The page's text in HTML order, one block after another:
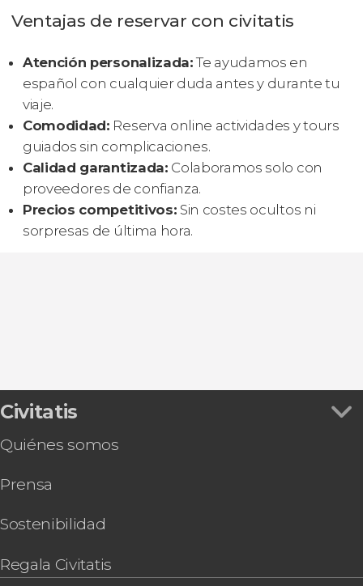
Ventajas de reservar con civitatis
Atención personalizada:Te ayudamos en
español con cualquier duda antes y durante tu
viaje.
Comodidad: Reserva online actividades y tours
guiados sin complicaciones.
Calidad garantizada: Colaboramos solo con
proveedores de confianza.
Precios competitivos: Sin costes ocultos ni
sorpresas de última hora.
Civitatis
Quiénes somos
Prensa
Sostenibilidad
Regala Civitatis